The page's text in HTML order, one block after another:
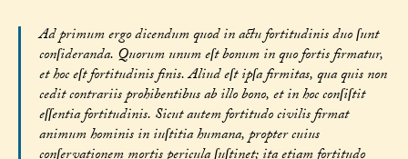
Ad primum ergo dicendum quod in actu fortitudinis duo ſunt
conſideranda. Quorum unum eſt bonum in quo fortis firmatur,
et hoc eſt fortitudinis finis. Aliud eſt ipſa firmitas, qua quis non
cedit contrariis prohibentibus ab illo bono, et in hoc conſiſtit
eſſentia fortitudinis. Sicut autem fortitudo civilis firmat
animum hominis in iuſtitia humana, propter cuius